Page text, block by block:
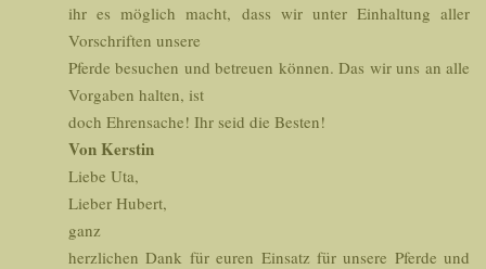
ihr es möglich macht, dass wir unter Einhaltung aller
Vorschriften unsere
Pferde besuchen und betreuen können. Das wir uns an alle
Vorgaben halten, ist
doch Ehrensache! Ihr seid die Besten!
Von Kerstin
Liebe Uta,
Lieber Hubert,
ganz
herzlichen Dank für euren Einsatz für unsere Pferde und